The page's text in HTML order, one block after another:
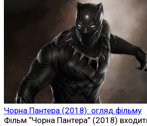
Чорна Пантера (2018): огляд фільму
Фільм “Чорна Пантера” (2018)